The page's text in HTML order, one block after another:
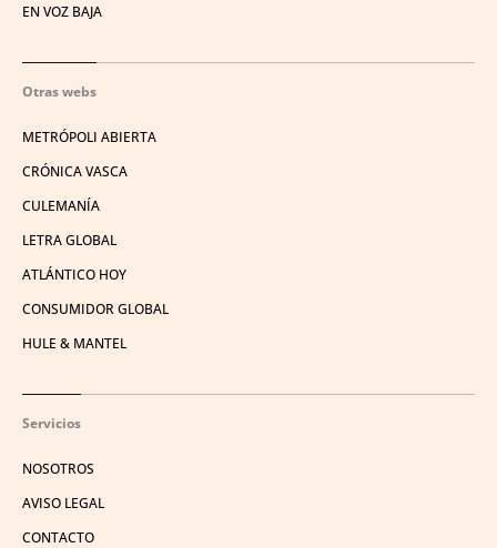
EN VOZ BAJA
Otras webs
METRÓPOLI ABIERTA
CRÓNICA VASCA
CULEMANÍA
LETRA GLOBAL
ATLÁNTICO HOY
CONSUMIDOR GLOBAL
HULE & MANTEL
Servicios
NOSOTROS
AVISO LEGAL
CONTACTO